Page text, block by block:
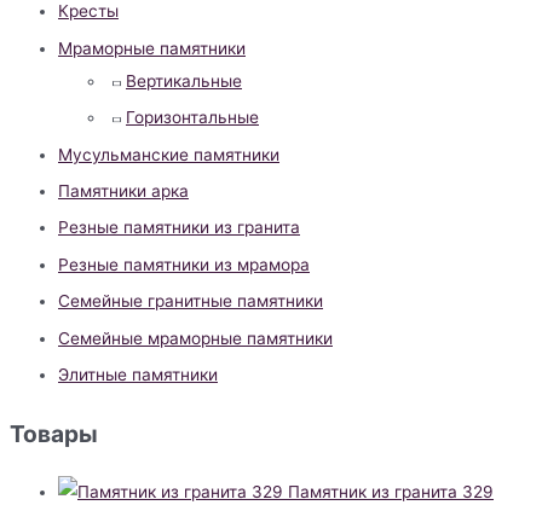
Кресты
Мраморные памятники
Вертикальные
Горизонтальные
Мусульманские памятники
Памятники арка
Резные памятники из гранита
Резные памятники из мрамора
Семейные гранитные памятники
Семейные мраморные памятники
Элитные памятники
Товары
Памятник из гранита 329